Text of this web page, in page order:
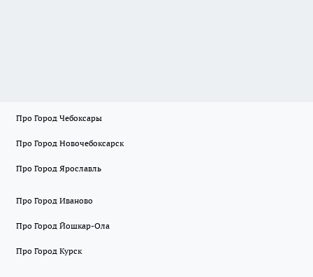
Про Город Чебоксары
Про Город Новочебоксарск
Про Город Ярославль
Про Город Иваново
Про Город Йошкар-Ола
Про Город Курск